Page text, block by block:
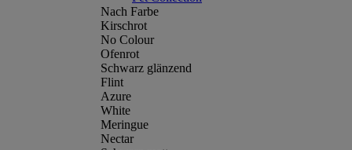
Nach Farbe
Kirschrot
No Colour
Ofenrot
Schwarz glänzend
Flint
Azure
White
Meringue
Nectar